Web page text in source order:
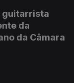
guitarrista
da
da Câmara